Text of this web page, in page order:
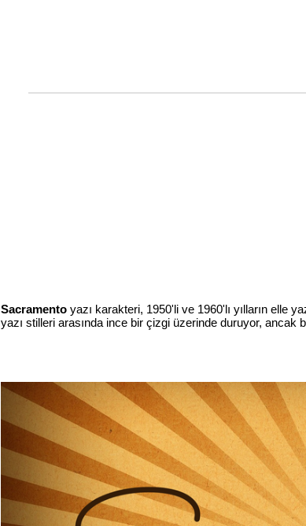
Sacramentoyazı karakteri, 1950'li ve 1960'lı yılların elle
yazı stilleri arasında ince bir çizgi üzerinde duruyor, ancak